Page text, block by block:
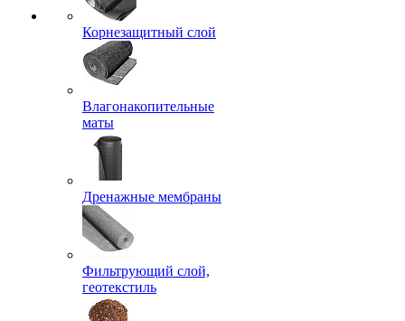
Корнезащитный слой
Влагонакопительные
маты
Дренажные мембраны
Фильтрующий слой,
геотекстиль